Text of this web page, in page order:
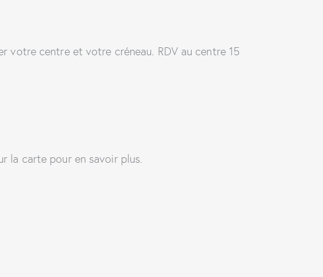
votre centre et votre créneau. RDV au centre 15
la carte pour en savoir plus.